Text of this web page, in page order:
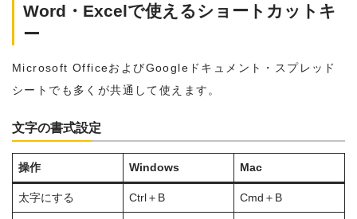
Word・Excelで使えるショートカットキ
ー
Microsoft OfficeおよびGoogleドキュメント・スプレッド
シートでも多くが共通して使えます。
文字の書式設定
操作 Windows Mac
太字にする Ctrl＋B Cmd＋B